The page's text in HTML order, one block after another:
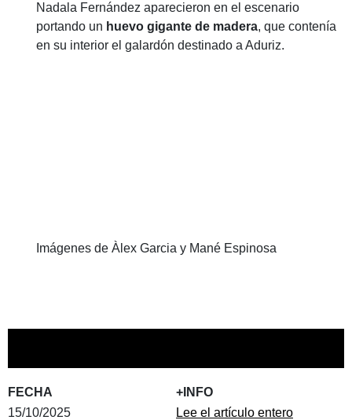
Nadala Fernández aparecieron en el escenario
portando un huevo gigante de madera, que contenía
en su interior el galardón destinado a Aduriz.
Imágenes de Àlex Garcia y Mané Espinosa
FECHA
15/10/2025
+INFO
Lee el artículo entero